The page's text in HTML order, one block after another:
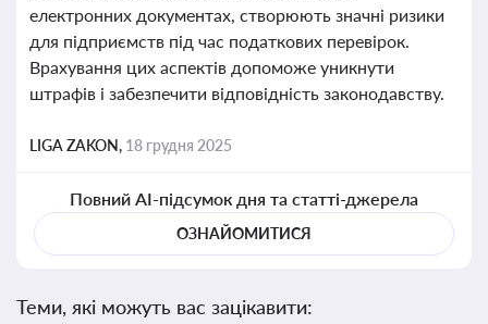
електронних документах, створюють значні ризики
для підприємств під час податкових перевірок.
Врахування цих аспектів допоможе уникнути
штрафів і забезпечити відповідність законодавству.
LIGA ZAKON, 18 грудня 2025
Повний AI-підсумок дня та статті-джерела
ОЗНАЙОМИТИСЯ
Теми, які можуть вас зацікавити: